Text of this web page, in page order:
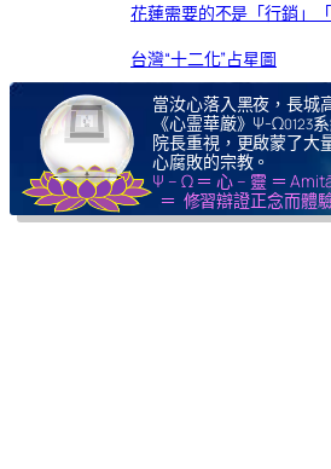
花蓮需要的不是「行銷」
台灣“十二化”占星圖
當汝心落入黑夜，長城
《心霊華厳》Ψ-Ω0123
院長重視，更啟蒙了大
心腐敗的宗教。
Ψ – Ω ＝ 心 – 靈 ＝
＝ 修習辯證正念而體